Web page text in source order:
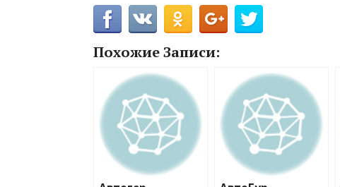
Похожие Записи: